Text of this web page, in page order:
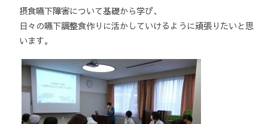
摂食嚥下障害について基礎から学び、
日々の嚥下調整食作りに活かしていけるように頑張りたいと思
います。